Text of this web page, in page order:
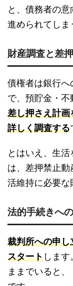
と、債務者の
進められてしま
財産調査と差
債権者は銀行
で、預貯金・不
差し押さえ計
詳しく調査する
とはいえ、生
は、差押禁止
活維持に必要な
法的手続きへ
裁判所への申
スタートしま
ままでいると